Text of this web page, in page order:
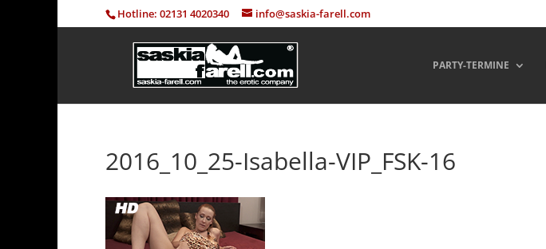
Hotline: 02131 4020340 info@saskia-farell.com
PARTY-TERMINE
2016_10_25-Isabella-VIP_FSK-16